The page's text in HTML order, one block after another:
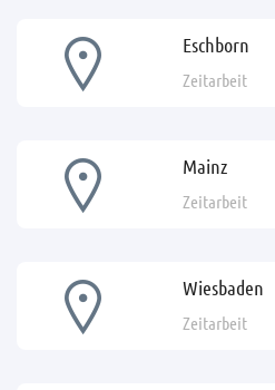
Eschborn
Zeitarbeit
Mainz
Zeitarbeit
Wiesbaden
Zeitarbeit